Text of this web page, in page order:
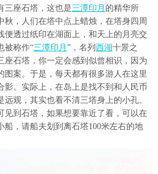
三座石塔，这也是三潭印月 的精华所
秋，人们在塔中点上蜡烛，在塔身四周
便透过纸印在湖面上，和天上的月亮交
被称作“三潭印月 ”，名列 西湖十景之
座石塔，你一定会感到似曾相识，因为
图案。于是，每天都有很多游人在这里
影。实际上，在岛上是找不到和人民币
观，其实也看不清三塔身上的小孔。
见到石塔，如果想要靠近了看，可以在
船，请船夫划到离石塔100米左右的地